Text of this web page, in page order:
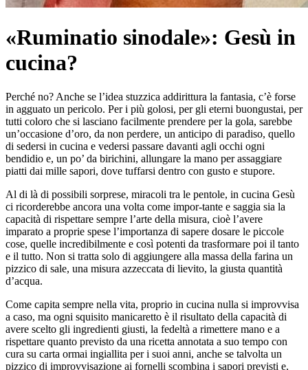
«Ruminatio sinodale»: Gesù in
cucina?
Perché no? Anche se l’idea stuzzica addirittura la fantasia, c’è forse
in agguato un pericolo. Per i più golosi, per gli eterni buongustai, per
tutti coloro che si lasciano facilmente prendere per la gola, sarebbe
un’occasione d’oro, da non perdere, un anticipo di paradiso, quello
di sedersi in cucina e vedersi passare davanti agli occhi ogni
bendidio e, un po’ da birichini, allungare la mano per assaggiare
piatti dai mille sapori, dove tuffarsi dentro con gusto e stupore.
Al di là di possibili sorprese, miracoli tra le pentole, in cucina Gesù
ci ricorderebbe ancora una volta come impor-tante e saggia sia la
capacità di rispettare sempre l’arte della misura, cioè l’avere
imparato a proprie spese l’importanza di sapere dosare le piccole
cose, quelle incredibilmente e così potenti da trasformare poi il tanto
e il tutto. Non si tratta solo di aggiungere alla massa della farina un
pizzico di sale, una misura azzeccata di lievito, la giusta quantità
d’acqua.
Come capita sempre nella vita, proprio in cucina nulla si improvvisa
a caso, ma ogni squisito manicaretto è il risultato della capacità di
avere scelto gli ingredienti giusti, la fedeltà a rimettere mano e a
rispettare quanto previsto da una ricetta annotata a suo tempo con
cura su carta ormai ingiallita per i suoi anni, anche se talvolta un
pizzico di improvvisazione ai fornelli scombina i sapori previsti e,